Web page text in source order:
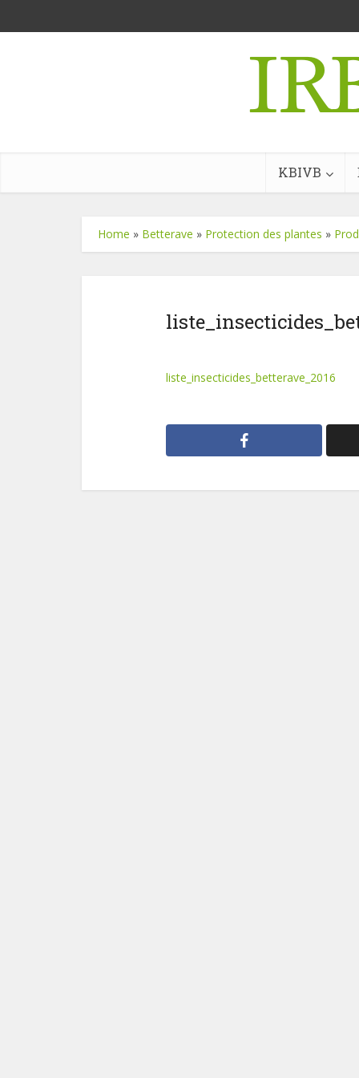
KBIVB
Home » Betterave » Protection des plantes »
liste_insecticides_betterave_2016